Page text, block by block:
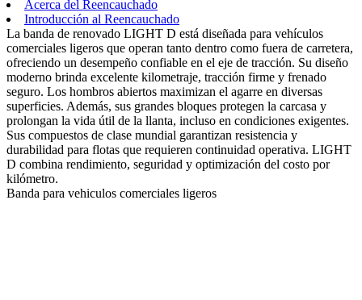
Acerca del Reencauchado
Introducción al Reencauchado
La banda de renovado LIGHT D está diseñada para vehículos
comerciales ligeros que operan tanto dentro como fuera de carretera,
ofreciendo un desempeño confiable en el eje de tracción. Su diseño
moderno brinda excelente kilometraje, tracción firme y frenado
seguro. Los hombros abiertos maximizan el agarre en diversas
superficies. Además, sus grandes bloques protegen la carcasa y
prolongan la vida útil de la llanta, incluso en condiciones exigentes.
Sus compuestos de clase mundial garantizan resistencia y
durabilidad para flotas que requieren continuidad operativa. LIGHT
D combina rendimiento, seguridad y optimización del costo por
kilómetro.
Banda para vehiculos comerciales ligeros